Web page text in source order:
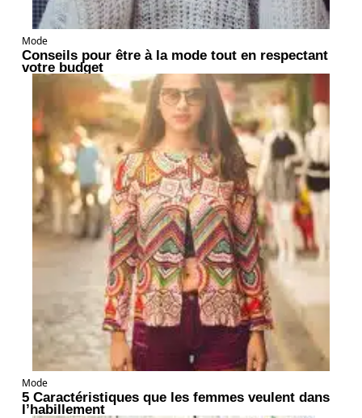
Mode
Conseils pour être à la mode tout en respectant
votre budget
Mode
5 Caractéristiques que les femmes veulent dans
l’habillement